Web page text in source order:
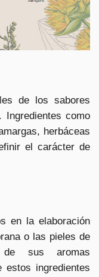
de los sabores
como
herbáceas
el carácter de
en la elaboración
o las pieles de
sus aromas
estos ingredientes